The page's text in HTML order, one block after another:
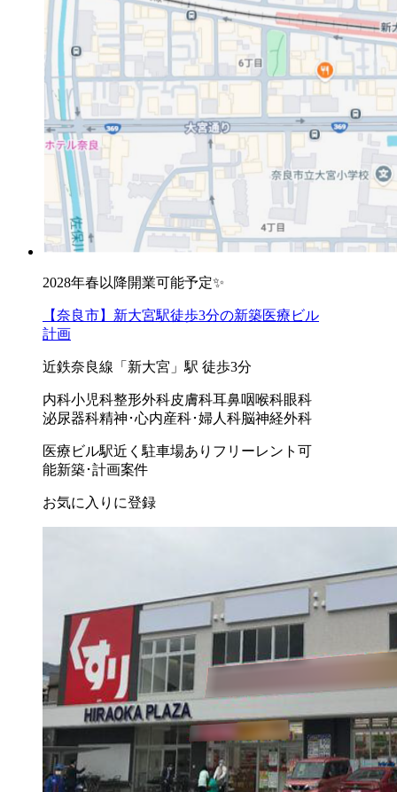
2028年春以降開業可能予定✨
【奈良市】新大宮駅徒歩3分の新築医療ビル
計画
近鉄奈良線「新大宮」駅 徒歩3分
内科小児科整形外科皮膚科耳鼻咽喉科眼科
泌尿器科精神･心内産科･婦人科脳神経外科
医療ビル駅近く 駐車場あり フリーレント可
能新築･計画案件
お気に入りに登録